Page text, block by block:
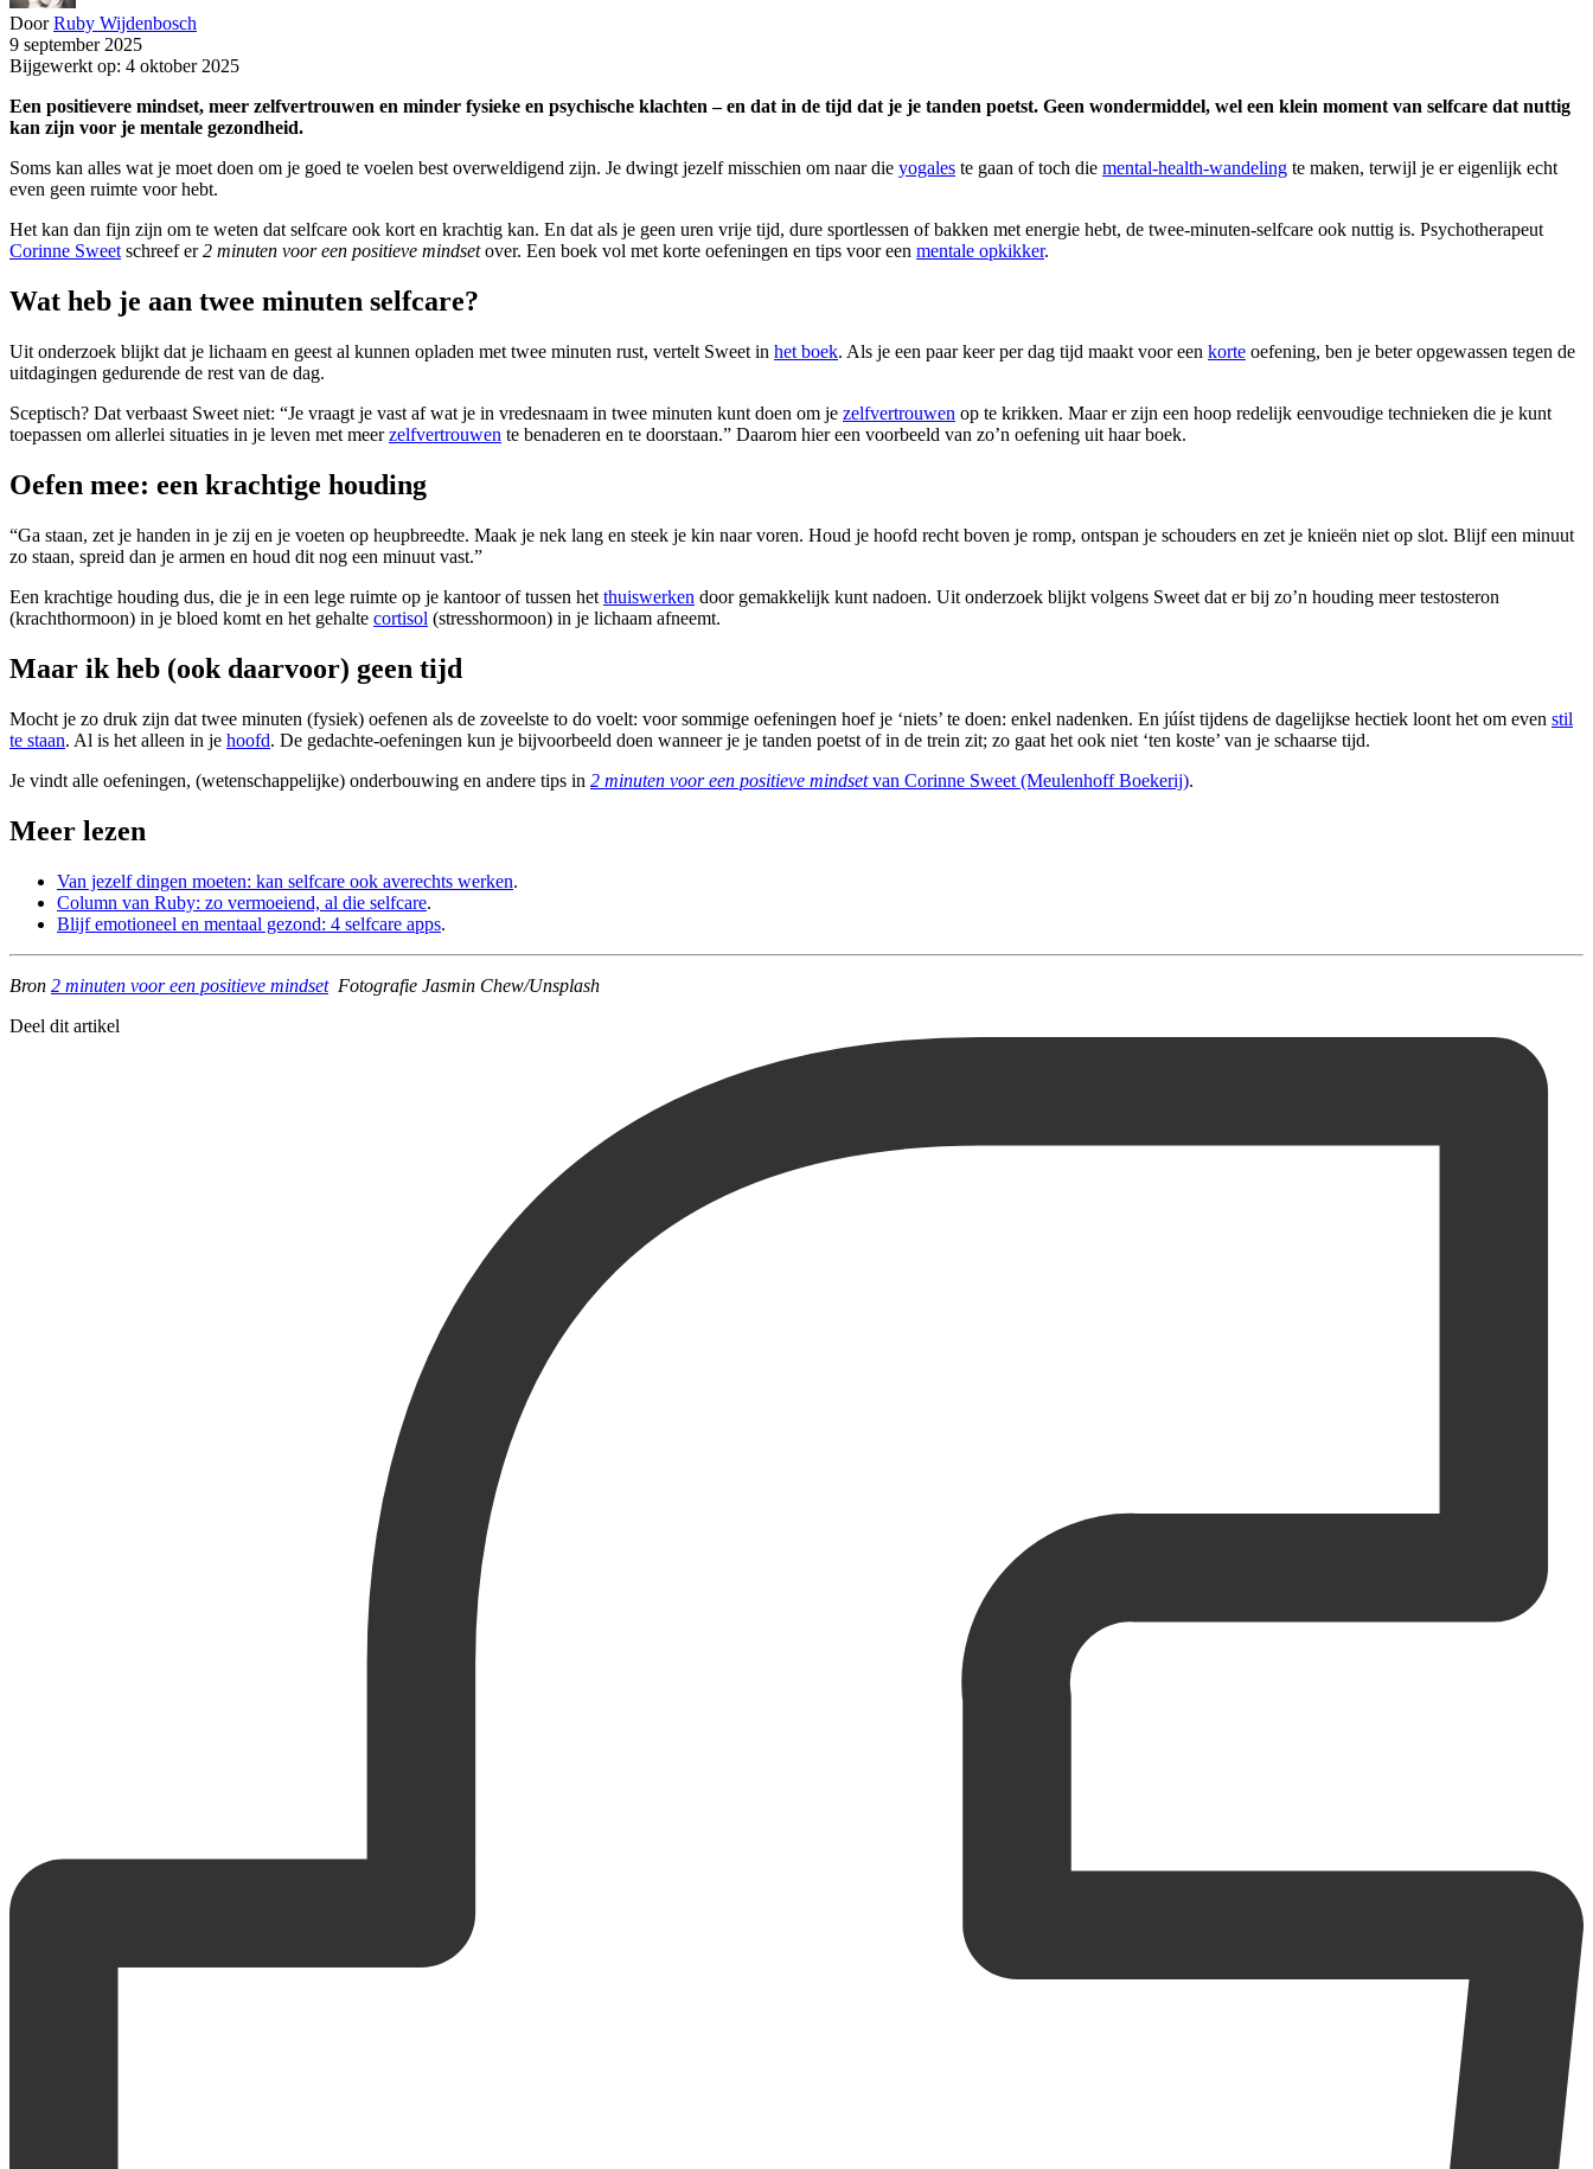
Door Ruby Wijdenbosch
9 september 2025
Bijgewerkt op: 4 oktober 2025
Een positievere mindset, meer zelfvertrouwen en minder fysieke en psychische klachten – en dat in de tijd dat je je tanden poetst. Geen wondermiddel, wel een klein moment van selfcare dat nuttig
kan zijn voor je mentale gezondheid.
Soms kan alles wat je moet doen om je goed te voelen best overweldigend zijn. Je dwingt jezelf misschien om naar die yogales te gaan of toch die mental-health-wandeling te maken, terwijl je er eigenlijk echt
even geen ruimte voor hebt.
Het kan dan fijn zijn om te weten dat selfcare ook kort en krachtig kan. En dat als je geen uren vrije tijd, dure sportlessen of bakken met energie hebt, de twee-minuten-selfcare ook nuttig is. Psychotherapeut
Corinne Sweet schreef er2 minuten voor een positieve mindsetover. Een boek vol met korte oefeningen en tips voor een mentale opkikker.
Wat heb je aan twee minuten selfcare?
Uit onderzoek blijkt dat je lichaam en geest al kunnen opladen met twee minuten rust, vertelt Sweet in het boek. Als je een paar keer per dag tijd maakt voor een korte oefening, ben je beter opgewassen tegen de
uitdagingen gedurende de rest van de dag.
Sceptisch? Dat verbaast Sweet niet: “Je vraagt je vast af wat je in vredesnaam in twee minuten kunt doen om je zelfvertrouwen op te krikken. Maar er zijn een hoop redelijk eenvoudige technieken die je kunt
toepassen om allerlei situaties in je leven met meerzelfvertrouwen te benaderen en te doorstaan.” Daarom hier een voorbeeld van zo’n oefening uit haar boek.
Oefen mee: een krachtige houding
“Ga staan, zet je handen in je zij en je voeten op heupbreedte. Maak je nek lang en steek je kin naar voren. Houd je hoofd recht boven je romp, ontspan je schouders en zet je knieën niet op slot. Blijf een minuut
zo staan, spreid dan je armen en houd dit nog een minuut vast.”
Een krachtige houding dus, die je in een lege ruimte op je kantoor of tussen het thuiswerken door gemakkelijk kunt nadoen. Uit onderzoek blijkt volgens Sweet dat er bij zo’n houding meer testosteron
(krachthormoon) in je bloed komt en het gehalte cortisol (stresshormoon) in je lichaam afneemt.
Maar ik heb (ook daarvoor) geen tijd
Mocht je zo druk zijn dat twee minuten (fysiek) oefenen als de zoveelste to do voelt: voor sommige oefeningen hoef je ‘niets’ te doen: enkel nadenken. En júíst tijdens de dagelijkse hectiek loont het om even stil
te staan. Al is het alleen in je hoofd. De gedachte-oefeningen kun je bijvoorbeeld doen wanneer je je tanden poetst of in de trein zit; zo gaat het ook niet ‘ten koste’ van je schaarse tijd.
Je vindt alle oefeningen, (wetenschappelijke) onderbouwing en andere tips in 2 minuten voor een positieve mindsetvan Corinne Sweet (Meulenhoff Boekerij).
Meer lezen
Van jezelf dingen moeten: kan selfcare ook averechts werken.
Column van Ruby: zo vermoeiend, al die selfcare.
Blijf emotioneel en mentaal gezond: 4 selfcare apps.
Bron 2 minuten voor een positieve mindset Fotografie Jasmin Chew/Unsplash
Deel dit artikel